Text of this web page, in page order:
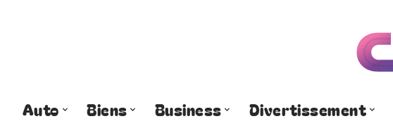
Auto Biens Business Divertissement